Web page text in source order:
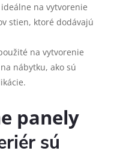
ideálne na vytvorenie
stien, ktoré dodávajú
na vytvorenie
nábytku, ako sú
panely
sú